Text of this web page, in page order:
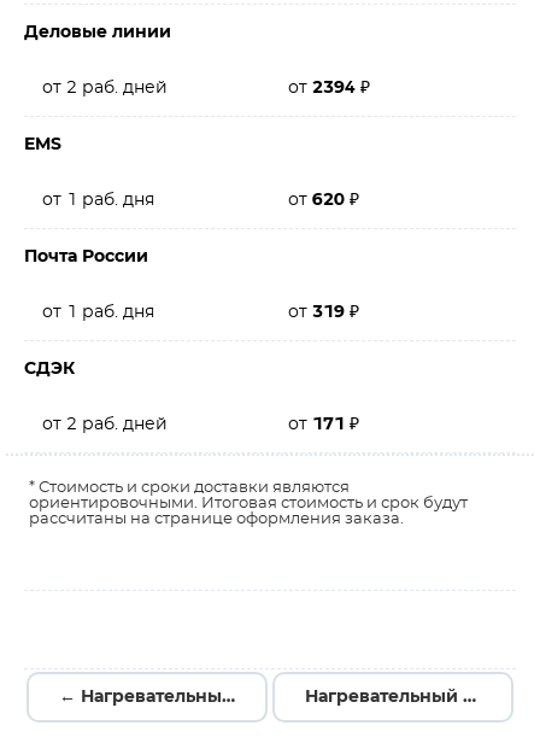
Деловые линии
от 2 раб. дней от 2394 ₽
EMS
от 1 раб. дня от 620 ₽
Почта России
от 1 раб. дня от 319 ₽
СДЭК
от 2 раб. дней от 171 ₽
* Стоимость и сроки доставки являются
ориентировочными. Итоговая стоимость и срок будут
рассчитаны на странице оформления заказа.
← Нагревательный элемент 220В 30Вт Нагревательный элемент LUKEY 852D/852D+ →